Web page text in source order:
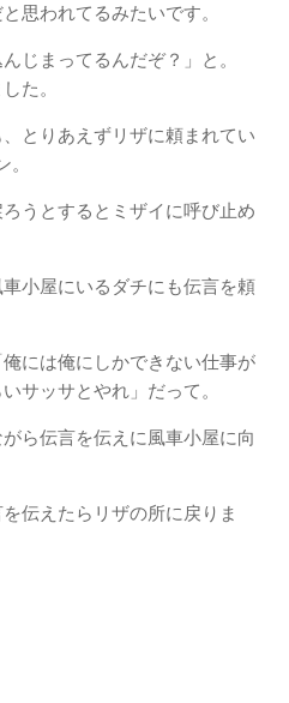
思われてるみたいです。
じまってるんだぞ？」と。
た。
とりあえずリザに頼まれてい
うとするとミザイに呼び止め
小屋にいるダチにも伝言を頼
俺には俺にしかできない仕事が
サッサとやれ」だって。
ら伝言を伝えに風車小屋に向
伝えたらリザの所に戻りま